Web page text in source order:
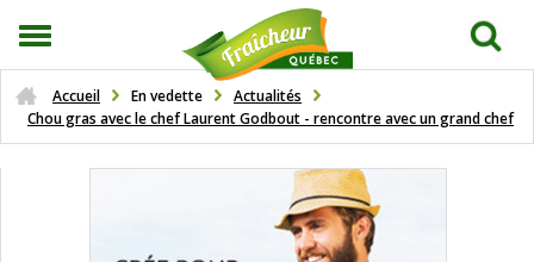
Accueil En vedette
Actualités
Chou gras avec le chef Laurent Godbout - rencontre avec un grand chef